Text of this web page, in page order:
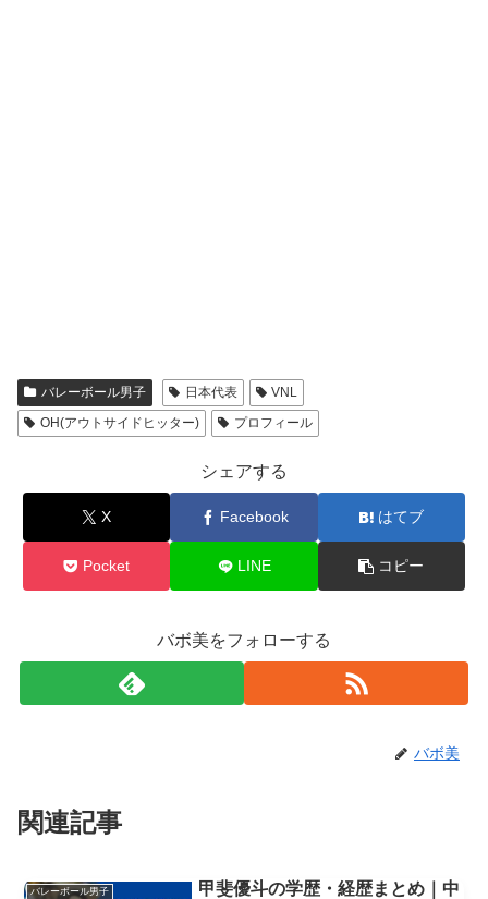
バレーボール男子 日本代表
VNL
OH(アウトサイドヒッター)
プロフィール
シェアする
X Facebook はてブ
Pocket LINE コピー
バボ美をフォローする
バボ美
関連記事
バレーボール男子
甲斐優斗の学歴・経歴まとめ｜中